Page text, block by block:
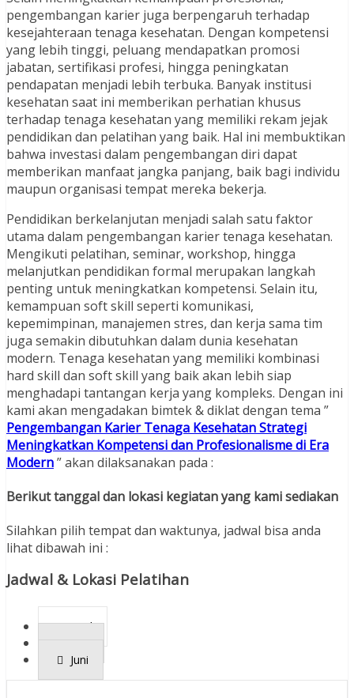
pengembangan karier juga berpengaruh terhadap
kesejahteraan tenaga kesehatan. Dengan kompetensi
yang lebih tinggi, peluang mendapatkan promosi
jabatan, sertifikasi profesi, hingga peningkatan
pendapatan menjadi lebih terbuka. Banyak institusi
kesehatan saat ini memberikan perhatian khusus
terhadap tenaga kesehatan yang memiliki rekam jejak
pendidikan dan pelatihan yang baik. Hal ini membuktikan
bahwa investasi dalam pengembangan diri dapat
memberikan manfaat jangka panjang, baik bagi individu
maupun organisasi tempat mereka bekerja.
Pendidikan berkelanjutan menjadi salah satu faktor
utama dalam pengembangan karier tenaga kesehatan.
Mengikuti pelatihan, seminar, workshop, hingga
melanjutkan pendidikan formal merupakan langkah
penting untuk meningkatkan kompetensi. Selain itu,
kemampuan soft skill seperti komunikasi,
kepemimpinan, manajemen stres, dan kerja sama tim
juga semakin dibutuhkan dalam dunia kesehatan
modern. Tenaga kesehatan yang memiliki kombinasi
hard skill dan soft skill yang baik akan lebih siap
menghadapi tantangan kerja yang kompleks. Dengan ini
kami akan mengadakan bimtek & diklat dengan tema ”
Pengembangan Karier Tenaga Kesehatan Strategi
Meningkatkan Kompetensi dan Profesionalisme di Era
Modern” akan dilaksanakan pada :
Berikut tanggal dan lokasi kegiatan yang kami sediakan
Silahkan pilih tempat dan waktunya, jadwal bisa anda
lihat dibawah ini :
Jadwal & Lokasi Pelatihan
April
Juni